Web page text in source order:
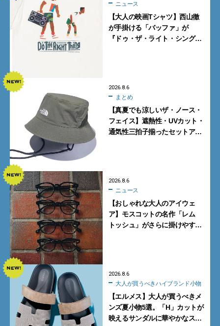
ニュース
【大人の映画Tシャツ】西山徹
が手掛ける「バッファ」が
『ドゥ・ザ・ライト・シング』
2026.8.6
まとめ
【真夏でも涼しいザ・ノース・
フェイス】遮熱性・UVカット・
通気性三拍子揃ったセットアッ
2026.8.6
ニュース
【おしゃれな大人のアイウェ
ア】モスコットの名作「レム
トッシュ」がさらに掛けやす
2026.8.6
大人が買うべきハイブランド小物
【エルメス】大人が買うべきメ
ンズ夏小物5選。「H」カットが
映えるサンダルに華やかなス